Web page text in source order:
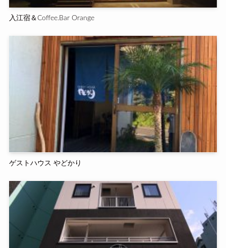
入江宿＆Coffee.Bar Orange
ゲストハウス やどかり